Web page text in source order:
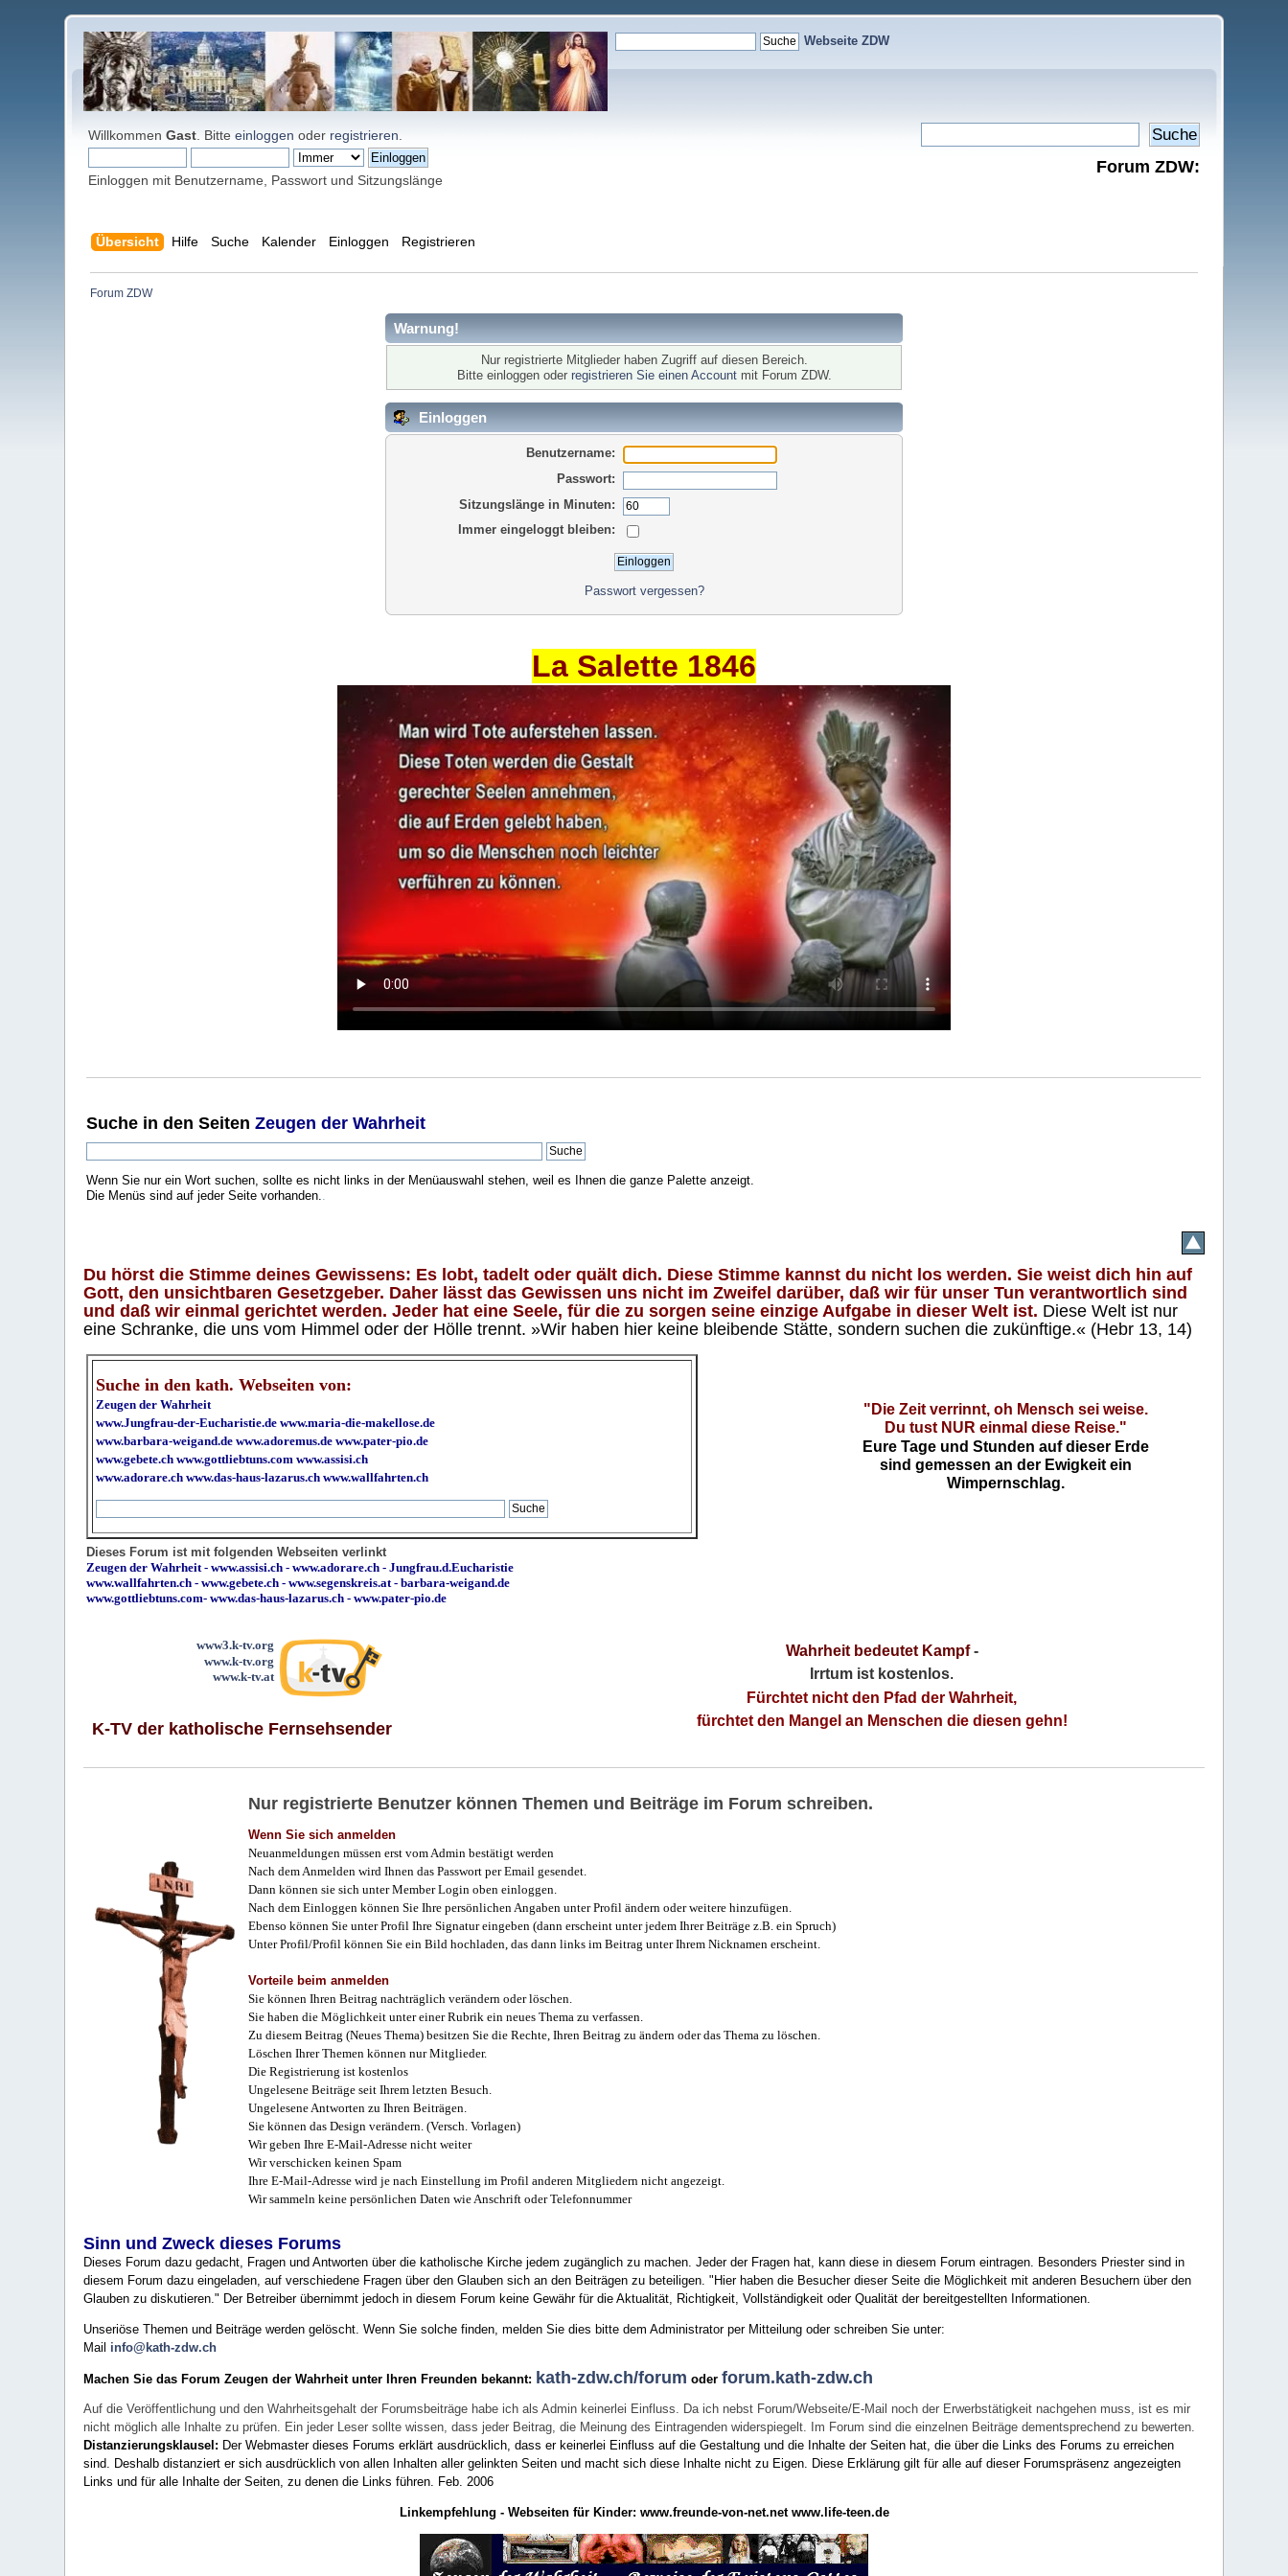
Webseite ZDW
WillkommenGast . Bitteeinloggen oder registrieren
Einloggen mit Benutzername, Passwort und Sitzungslänge
Forum ZDW:
Übersicht Hilfe Suche Kalender Einloggen Registrieren
Forum ZDW
Warnung!
Nur registrierte Mitglieder haben Zugriff auf diesen Bereich.
Bitte einloggen oder registrieren Sie einen Accountmit Forum ZDW.
Einloggen
Benutzername:
Passwort:
Sitzungslänge in Minuten:
Immer eingeloggt bleiben:
Passwort vergessen?
La Salette 1846
Suche in den SeitenZeugen der Wahrheit
Wenn Sie nur ein Wort suchen, sollte es nicht links in der Menüauswahl stehen, weil es Ihnen die ganze Palette anzeigt.
Die Menüs sind auf jeder Seite vorhanden..
Du hörst die Stimme deines Gewissens: Es lobt, tadelt oder quält dich. Diese Stimme kannst du nicht los werden. Sie weist dich hin auf
Gott, den unsichtbaren Gesetzgeber. Daher lässt das Gewissen uns nicht im Zweifel darüber, daß wir für unser Tun verantwortlich sind
und daß wir einmal gerichtet werden. Jeder hat eine Seele, für die zu sorgen seine einzige Aufgabe in dieser Welt ist. Diese Welt ist nur
eine Schranke, die uns vom Himmel oder der Hölle trennt. »Wir haben hier keine bleibende Stätte, sondern suchen die zukünftige.« (Hebr 13, 14)
Suche in den kath. Webseiten von:
Zeugen der Wahrheit
www.Jungfrau-der-Eucharistie.de www.maria-die-makellose.de
www.barbara-weigand.de www.adoremus.de www.pater-pio.de
www.gebete.ch www.gottliebtuns.com www.assisi.ch
www.adorare.ch www.das-haus-lazarus.ch www.wallfahrten.ch
"Die Zeit verrinnt, oh Mensch sei weise.
Du tust NUR einmal diese Reise."
Eure Tage und Stunden auf dieser Erde
sind gemessen an der Ewigkeit ein
Wimpernschlag.
Dieses Forum ist mit folgenden Webseiten verlinkt
Zeugen der Wahrheit-www.assisi.ch -www.adorare.ch -Jungfrau.d.Eucharistie
www.wallfahrten.ch -www.gebete.ch -www.segenskreis.at-barbara-weigand.de
www.gottliebtuns.com-www.das-haus-lazarus.ch - www.pater-pio.de
www3.k-tv.org
www.k-tv.org
www.k-tv.at
K-TV der katholische Fernsehsender
Wahrheit bedeutet Kampf-
Irrtum ist kostenlos.
Fürchtet nicht den Pfad der Wahrheit,
fürchtet den Mangel an Menschen die diesen gehn!
Nur registrierte Benutzer können Themen und Beiträge im Forum schreiben.
Wenn Sie sich anmelden
Neuanmeldungen müssen erst vom Admin bestätigt werden
Nach dem Anmelden wird Ihnen das Passwort per Email gesendet.
Dann können sie sich unter Member Login oben einloggen.
Nach dem Einloggen können Sie Ihre persönlichen Angaben unter Profil ändern oder weitere hinzufügen.
Ebenso können Sie unter Profil Ihre Signatur eingeben (dann erscheint unter jedem Ihrer Beiträge z.B. ein Spruch)
Unter Profil/Profil können Sie ein Bild hochladen, das dann links im Beitrag unter Ihrem Nicknamen erscheint.
Vorteile beim anmelden
Sie können Ihren Beitrag nachträglich verändern oder löschen.
Sie haben die Möglichkeit unter einer Rubrik ein neues Thema zu verfassen.
Zu diesem Beitrag (Neues Thema) besitzen Sie die Rechte, Ihren Beitrag zu ändern oder das Thema zu löschen.
Löschen Ihrer Themen können nur Mitglieder.
Die Registrierung ist kostenlos
Ungelesene Beiträge seit Ihrem letzten Besuch.
Ungelesene Antworten zu Ihren Beiträgen.
Sie können das Design verändern. (Versch. Vorlagen)
Wir geben Ihre E-Mail-Adresse nicht weiter
Wir verschicken keinen Spam
Ihre E-Mail-Adresse wird je nach Einstellung im Profil anderen Mitgliedern nicht angezeigt.
Wir sammeln keine persönlichen Daten wie Anschrift oder Telefonnummer
Sinn und Zweck dieses Forums
Dieses Forum dazu gedacht, Fragen und Antworten über die katholische Kirche jedem zugänglich zu machen. Jeder der Fragen hat, kann diese in diesem Forum eintragen. Besonders Priester sind in
diesem Forum dazu eingeladen, auf verschiedene Fragen über den Glauben sich an den Beiträgen zu beteiligen. "Hier haben die Besucher dieser Seite die Möglichkeit mit anderen Besuchern über den
Glauben zu diskutieren." Der Betreiber übernimmt jedoch in diesem Forum keine Gewähr für die Aktualität, Richtigkeit, Vollständigkeit oder Qualität der bereitgestellten Informationen.
Unseriöse Themen und Beiträge werden gelöscht. Wenn Sie solche finden, melden Sie dies bitte dem Administrator per Mitteilung oder schreiben Sie unter:
Mail info@kath-zdw.ch
Machen Sie das Forum Zeugen der Wahrheit unter Ihren Freunden bekannt: kath-zdw.ch/forum oderforum.kath-zdw.ch
Auf die Veröffentlichung und den Wahrheitsgehalt der Forumsbeiträge habe ich als Admin keinerlei Einfluss. Da ich nebst Forum/Webseite/E-Mail noch der Erwerbstätigkeit nachgehen muss, ist es mir
nicht möglich alle Inhalte zu prüfen. Ein jeder Leser sollte wissen, dass jeder Beitrag, die Meinung des Eintragenden widerspiegelt. Im Forum sind die einzelnen Beiträge dementsprechend zu bewerten.
Distanzierungsklausel: Der Webmaster dieses Forums erklärt ausdrücklich, dass er keinerlei Einfluss auf die Gestaltung und die Inhalte der Seiten hat, die über die Links des Forums zu erreichen
sind. Deshalb distanziert er sich ausdrücklich von allen Inhalten aller gelinkten Seiten und macht sich diese Inhalte nicht zu Eigen. Diese Erklärung gilt für alle auf dieser Forumspräsenz angezeigten
Links und für alle Inhalte der Seiten, zu denen die Links führen. Feb. 2006
Linkempfehlung - Webseiten für Kinder: www.freunde-von-net.net www.life-teen.de